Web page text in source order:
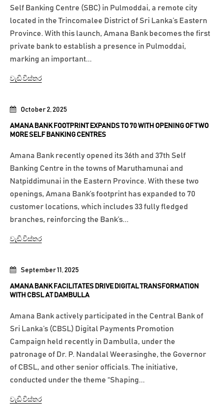
September 11, 2025
AMANA BANK FACILITATES DRIVE DIGITAL TRANSFORMATION
WITH CBSL AT DAMBULLA
Amana Bank actively participated in the Central Bank of
Sri Lanka’s (CBSL) Digital Payments Promotion
Campaign held recently in Dambulla, under the
patronage of Dr. P. Nandalal Weerasinghe, the Governor
of CBSL, and other senior officials. The initiative,
conducted under the theme “Shaping...
වැඩි විස්තර
October 2, 2025
AMANA BANK FOOTPRINT EXPANDS TO 70 WITH OPENING OF TWO
MORE SELF BANKING CENTRES
Amana Bank recently opened its 36th and 37th Self
Banking Centre in the towns of Maruthamunai and
Natpiddimunai in the Eastern Province. With these two
openings, Amana Bank’s footprint has expanded to 70
customer locations, which includes 33 fully fledged
branches, reinforcing the Bank’s...
වැඩි විස්තර
Self Banking Centre (SBC) in Pulmoddai, a remote city
located in the Trincomalee District of Sri Lanka’s Eastern
Province. With this launch, Amana Bank becomes the first
private bank to establish a presence in Pulmoddai,
marking an important...
වැඩි විස්තර